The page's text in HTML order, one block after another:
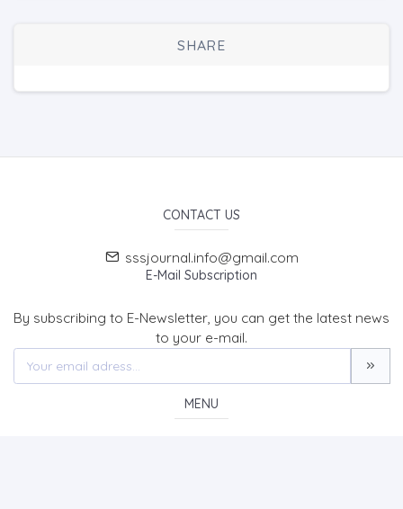
SHARE
CONTACT US
sssjournal.info@gmail.com
E-Mail Subscription
By subscribing to E-Newsletter, you can get the latest news
to your e-mail.
MENU